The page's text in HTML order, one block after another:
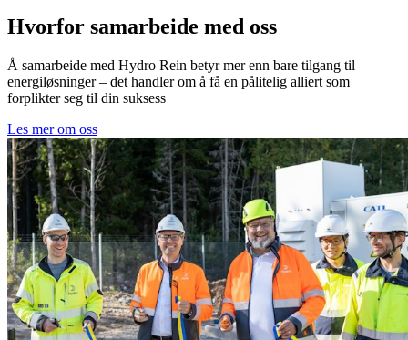
Hvorfor samarbeide med oss
Å samarbeide med Hydro Rein betyr mer enn bare tilgang til
energiløsninger – det handler om å få en pålitelig alliert som
forplikter seg til din suksess
Les mer om oss